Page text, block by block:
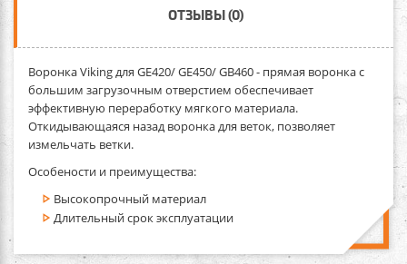
ОТЗЫВЫ (0)
Воронка Viking для GE420/ GE450/ GB460- прямая воронка с
большим загрузочным отверстием обеспечивает
эффективную переработку мягкого материала.
Откидывающаяся назад воронка для веток, позволяет
измельчать ветки.
Особености и преимущества:
Высокопрочный материал
Длительный срок эксплуатации